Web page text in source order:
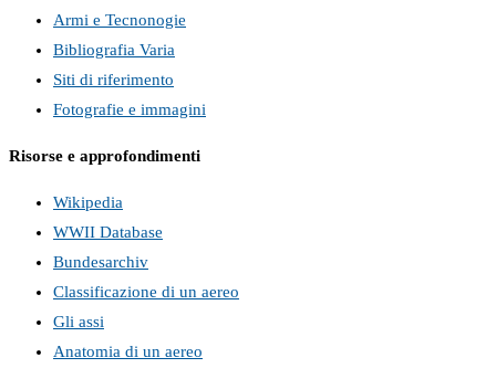
Armi e Tecnonogie
Bibliografia Varia
Siti di riferimento
Fotografie e immagini
Risorse e approfondimenti
Wikipedia
WWII Database
Bundesarchiv
Classificazione di un aereo
Gli assi
Anatomia di un aereo